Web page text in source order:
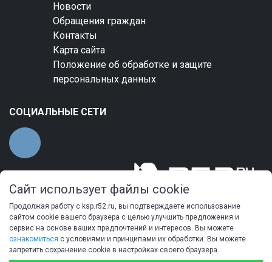
Новости
Обращения граждан
Контакты
Карта сайта
Положение об обработке и защите
персональных данных
СОЦИАЛЬНЫЕ СЕТИ
© 2024 Контрольно-счетная палата Нижегородской
Сайт использует файлы cookie
Продолжая работу с ksp.r52.ru, вы подтверждаете использование
сайтом cookie вашего браузера с целью улучшить предложения и
сервис на основе ваших предпочтений и интересов. Вы можете
ознакомиться с условиями и принципами их обработки. Вы можете
запретить сохранение cookie в настройках своего браузера.